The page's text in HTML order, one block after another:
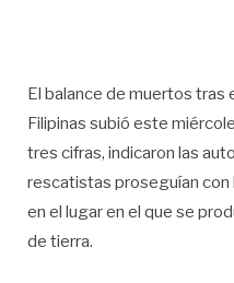
El balance de muertos
Filipinas subió este
tres cifras, indicaron las
rescatistas proseguían
en el lugar en el que se
de tierra.